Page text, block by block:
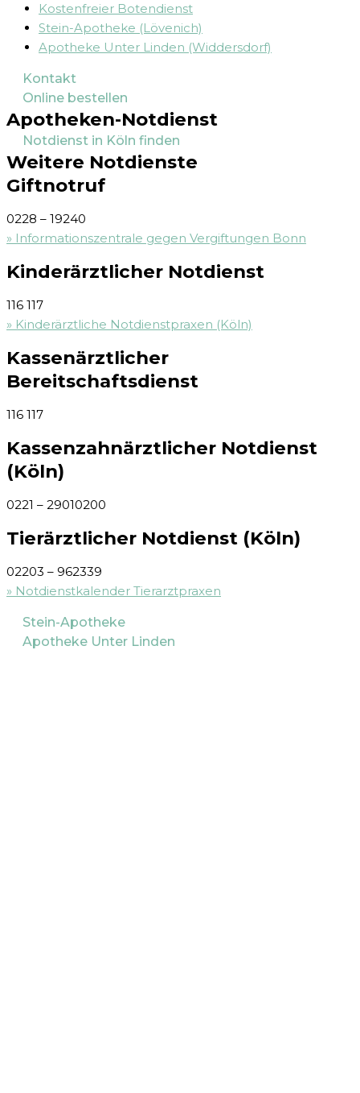
Kostenfreier Botendienst
Stein-Apotheke (Lövenich)
Apotheke Unter Linden (Widdersdorf)
Kontakt
Online bestellen
Apotheken-Notdienst
Notdienst in Köln finden
Weitere Notdienste
Giftnotruf
0228 – 19240
» Informationszentrale gegen Vergiftungen Bonn
Kinderärztlicher Notdienst
116 117
» Kinderärztliche Notdienstpraxen (Köln)
Kassenärztlicher
Bereitschaftsdienst
116 117
Kassenzahnärztlicher Notdienst
(Köln)
0221 – 29010200
Tierärztlicher Notdienst (Köln)
02203 – 962339
» Notdienstkalender Tierarztpraxen
Stein-Apotheke
Apotheke Unter Linden